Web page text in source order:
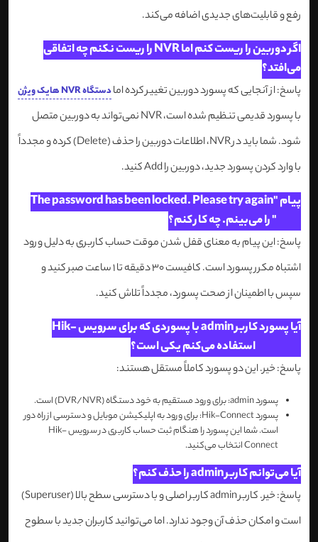
رفع و قابلیت‌های جدیدی اضافه می‌کند.
اگر دوربین را ریست کنم اما NVR را ریست نکنم چه اتفاقی
می‌افتد؟
پاسخ: از آنجایی که پسورد دوربین تغییر کرده امادستگاه NVR هایک ویژن
با پسورد قدیمی تنظیم شده است، NVR نمی‌تواند به دوربین متصل
شود. شما باید در NVR، اطلاعات دوربین را حذف (Delete) کرده و مجدداً
با وارد کردن پسورد جدید، دوربین را Add کنید.
پیام "The password has been locked. Please try again
پاسخ: این پیام به معنای قفل شدن موقت حساب کاربری به دلیل ورود
اشتباه مکرر پسورد است. کافیست 30 دقیقه تا 1 ساعت صبر کنید و
سپس با اطمینان از صحت پسورد، مجدداً تلاش کنید.
آیا پسورد کاربر admin با پسوردی که برای سرویس Hik-
پاسخ: خیر. این دو پسورد کاملاً مستقل هستند:
پسورد admin: برای ورود مستقیم به خود دستگاه (DVR/NVR) است.
پسورد Hik-Connect: برای ورود به اپلیکیشن موبایل و دسترسی از راه دور
است. شما این پسورد را هنگام ثبت حساب کاربری در سرویس Hik-
Connect انتخاب می‌کنید.
آیا می‌توانم کاربر admin را حذف کنم؟
پاسخ: خیر. کاربر admin کاربر اصلی و با دسترسی سطح بالا (Superuser)
است و امکان حذف آن وجود ندارد. اما می‌توانید کاربران جدید با سطوح